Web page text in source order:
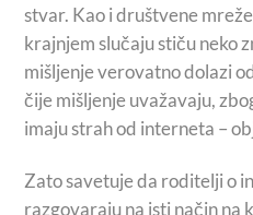
stvar. Kao i društvene
krajnjem slučaju stiču neko
mišljenje verovatno dolazi
čije mišljenje uvažavaju,
imaju strah od interneta –
Zato savetuje da roditelji o
razgovaraju na isti način na